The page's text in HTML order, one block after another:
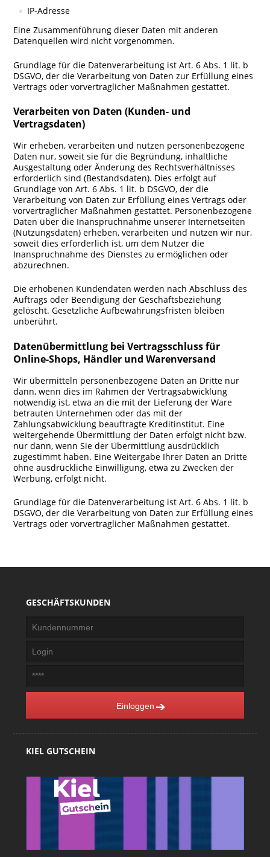
IP-Adresse
Eine Zusammenführung dieser Daten mit anderen
Datenquellen wird nicht vorgenommen.
Grundlage für die Datenverarbeitung ist Art. 6 Abs. 1 lit. b
DSGVO, der die Verarbeitung von Daten zur Erfüllung eines
Vertrags oder vorvertraglicher Maßnahmen gestattet.
Verarbeiten von Daten (Kunden- und
Vertragsdaten)
Wir erheben, verarbeiten und nutzen personenbezogene
Daten nur, soweit sie für die Begründung, inhaltliche
Ausgestaltung oder Änderung des Rechtsverhältnisses
erforderlich sind (Bestandsdaten). Dies erfolgt auf
Grundlage von Art. 6 Abs. 1 lit. b DSGVO, der die
Verarbeitung von Daten zur Erfüllung eines Vertrags oder
vorvertraglicher Maßnahmen gestattet. Personenbezogene
Daten über die Inanspruchnahme unserer Internetseiten
(Nutzungsdaten) erheben, verarbeiten und nutzen wir nur,
soweit dies erforderlich ist, um dem Nutzer die
Inanspruchnahme des Dienstes zu ermöglichen oder
abzurechnen.
Die erhobenen Kundendaten werden nach Abschluss des
Auftrags oder Beendigung der Geschäftsbeziehung
gelöscht. Gesetzliche Aufbewahrungsfristen bleiben
unberührt.
Datenübermittlung bei Vertragsschluss für
Online-Shops, Händler und Warenversand
Wir übermitteln personenbezogene Daten an Dritte nur
dann, wenn dies im Rahmen der Vertragsabwicklung
notwendig ist, etwa an die mit der Lieferung der Ware
betrauten Unternehmen oder das mit der
Zahlungsabwicklung beauftragte Kreditinstitut. Eine
weitergehende Übermittlung der Daten erfolgt nicht bzw.
nur dann, wenn Sie der Übermittlung ausdrücklich
zugestimmt haben. Eine Weitergabe Ihrer Daten an Dritte
ohne ausdrückliche Einwilligung, etwa zu Zwecken der
Werbung, erfolgt nicht.
Grundlage für die Datenverarbeitung ist Art. 6 Abs. 1 lit. b
DSGVO, der die Verarbeitung von Daten zur Erfüllung eines
Vertrags oder vorvertraglicher Maßnahmen gestattet.
GESCHÄFTSKUNDEN
Einloggen
KIEL GUTSCHEIN